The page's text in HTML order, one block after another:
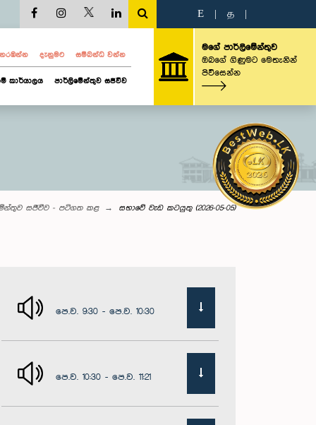
E த
දැනුමට සම්බන්ධ වන්න
කාර්යාලය පාර්ලිමේන්තුව සජීවීව
මගේ පාර්ලිමේන්තුව
ඔබගේ ගිණුමට මෙතැනින්
පිවිසෙන්න
සජීවීව - පටිගත කළ සභාවේ වැඩ කටයුතු (2026-05-05)
පෙ.ව. 9:30 - පෙ.ව. 10:30
පෙ.ව. 10:30 - පෙ.ව. 11:21